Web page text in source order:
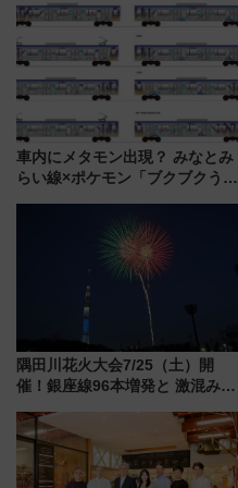
説【JR東日本】
車内にメタモン出現？ みなとみ
らい線×ポケモン「ブクブクうみ
行開始に！ この夏は直通列車で
隅田川花火大会7/25（土）開
催！銀座線96本増発と 激混みの
アクセス攻略法、2万発の花火が
都心の夜に！